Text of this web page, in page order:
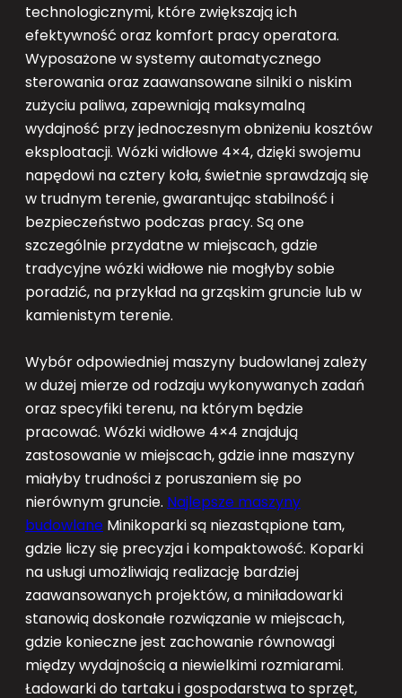
technologicznymi, które zwiększają ich
efektywność oraz komfort pracy operatora.
Wyposażone w systemy automatycznego
sterowania oraz zaawansowane silniki o niskim
zużyciu paliwa, zapewniają maksymalną
wydajność przy jednoczesnym obniżeniu kosztów
eksploatacji. Wózki widłowe 4×4, dzięki swojemu
napędowi na cztery koła, świetnie sprawdzają się
w trudnym terenie, gwarantując stabilność i
bezpieczeństwo podczas pracy. Są one
szczególnie przydatne w miejscach, gdzie
tradycyjne wózki widłowe nie mogłyby sobie
poradzić, na przykład na grząskim gruncie lub w
kamienistym terenie.
Wybór odpowiedniej maszyny budowlanej zależy
w dużej mierze od rodzaju wykonywanych zadań
oraz specyfiki terenu, na którym będzie
pracować. Wózki widłowe 4×4 znajdują
zastosowanie w miejscach, gdzie inne maszyny
miałyby trudności z poruszaniem się po
nierównym gruncie. Najlepsze maszyny
budowlane Minikoparki są niezastąpione tam,
gdzie liczy się precyzja i kompaktowość. Koparki
na usługi umożliwiają realizację bardziej
zaawansowanych projektów, a miniładowarki
stanowią doskonałe rozwiązanie w miejscach,
gdzie konieczne jest zachowanie równowagi
między wydajnością a niewielkimi rozmiarami.
Ładowarki do tartaku i gospodarstwa to sprzęt,